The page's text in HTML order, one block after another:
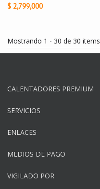
$ 2,799,000
Mostrando 1 - 30 de 30 items
CALENTADORES PREMIUM
SERVICIOS
ENLACES
MEDIOS DE PAGO
VIGILADO POR